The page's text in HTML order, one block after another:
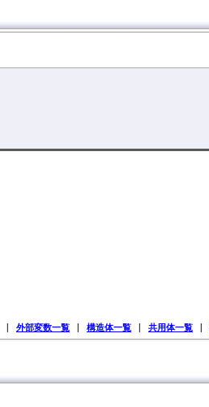
外部変数一覧 構造体一覧 共用体一覧